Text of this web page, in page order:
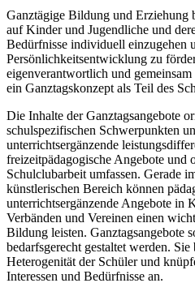
Ganztägige Bildung und
auf Kinder und Jugendliche und
Bedürfnisse individuell einzugehen
Persönlichkeitsentwicklung zu
eigenverantwortlich und
ein Ganztagskonzept als Teil des
Die Inhalte der Ganztagsangebote
schulspezifischen Schwerpunkten
unterrichtsergänzende
freizeitpädagogische Angebote und
Schulclubarbeit umfassen. Gerade
künstlerischen Bereich können
unterrichtsergänzende Angebote in
Verbänden und Vereinen einen
Bildung leisten. Ganztagsangebote
bedarfsgerecht gestaltet werden.
Heterogenität der Schüler und
Interessen und Bedürfnisse an.